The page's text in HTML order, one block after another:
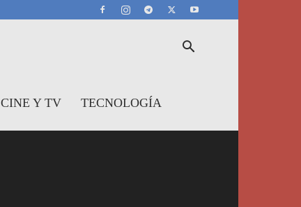
CINE Y TV TECNOLOGÍA